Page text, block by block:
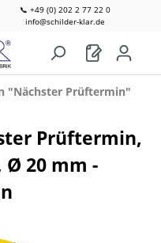
📞 +49 (0) 202 2 77 22 0
info@schilder-klar.de
"Nächster Prüftermin"
Prüftermin,
Ø 20 mm -